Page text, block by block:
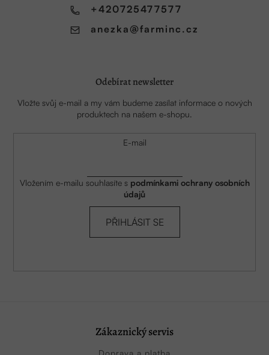
anezka @farminc.cz
+420725477577
Odebírat newsletter
Vložte svůj e-mail a my vám budeme zasílat informace o nových
produktech na našem e-shopu.
E-mail
Vložením e-mailu souhlasíte s podmínkami ochrany osobních
údajů
PŘIHLÁSIT SE
Zákaznický servis
Doprava a platba